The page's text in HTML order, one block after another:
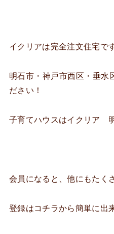
イクリアは完全注文住宅で
明石市・神戸市西区・垂水
ださい！
子育てハウスはイクリア
会員になると、他にもたく
登録はコチラから簡単に出